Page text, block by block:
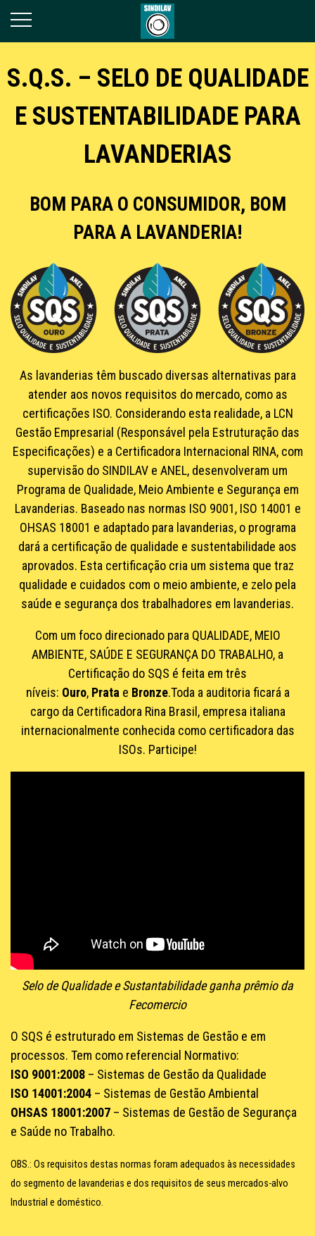
S.Q.S. – SELO DE QUALIDADE
E SUSTENTABILIDADE PARA
LAVANDERIAS
BOM PARA O CONSUMIDOR, BOM
PARA A LAVANDERIA!
As lavanderias têm buscado diversas alternativas para
atender aos novos requisitos do mercado, como as
certificações ISO. Considerando esta realidade, a LCN
Gestão Empresarial (Responsável pela Estruturação das
Especificações) e a Certificadora Internacional RINA, com
supervisão do SINDILAV e ANEL, desenvolveram um
Programa de Qualidade, Meio Ambiente e Segurança em
Lavanderias. Baseado nas normas ISO 9001, ISO 14001 e
OHSAS 18001 e adaptado para lavanderias, o programa
dará a certificação de qualidade e sustentabilidade aos
aprovados. Esta certificação cria um sistema que traz
qualidade e cuidados com o meio ambiente, e zelo pela
saúde e segurança dos trabalhadores em lavanderias.
Com um foco direcionado para QUALIDADE, MEIO
AMBIENTE, SAÚDE E SEGURANÇA DO TRABALHO, a
Certificação do SQS é feita em três
níveis: Ouro, Prata e Bronze.Toda a auditoria ficará a
cargo da Certificadora Rina Brasil, empresa italiana
internacionalmente conhecida como certificadora das
ISOs. Participe!
Selo de Qualidade e Sustantabilidade ganha prêmio da
Fecomercio
O SQS é estruturado em Sistemas de Gestão e em
processos. Tem como referencial Normativo:
ISO 9001:2008 – Sistemas de Gestão da Qualidade
ISO 14001:2004 – Sistemas de Gestão Ambiental
OHSAS 18001:2007 – Sistemas de Gestão de Segurança
e Saúde no Trabalho.
OBS.: Os requisitos destas normas foram adequados às necessidades
do segmento de lavanderias e dos requisitos de seus mercados-alvo
Industrial e doméstico.